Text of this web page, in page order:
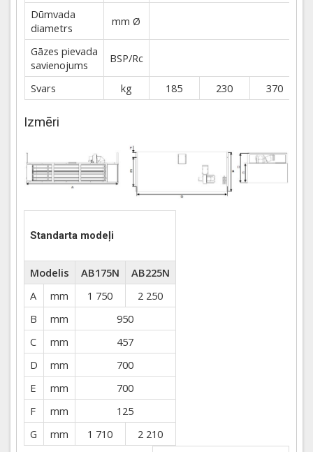
Dūmvada
diametrs
mm Ø
Gāzes pievada
savienojums
BSP/Rc
Svars kg 185 230 370
Izmēri
Standarta modeļi
Modelis AB175N
AB225N
A
mm 1 750
2 250
B
mm
950
C
mm
457
D
mm
700
E
mm
700
F
mm
125
G
mm 1 710 2 210